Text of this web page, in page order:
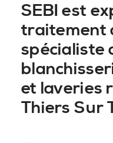
SEBI est
traitement
spécialiste
et laveries
Thiers Sur